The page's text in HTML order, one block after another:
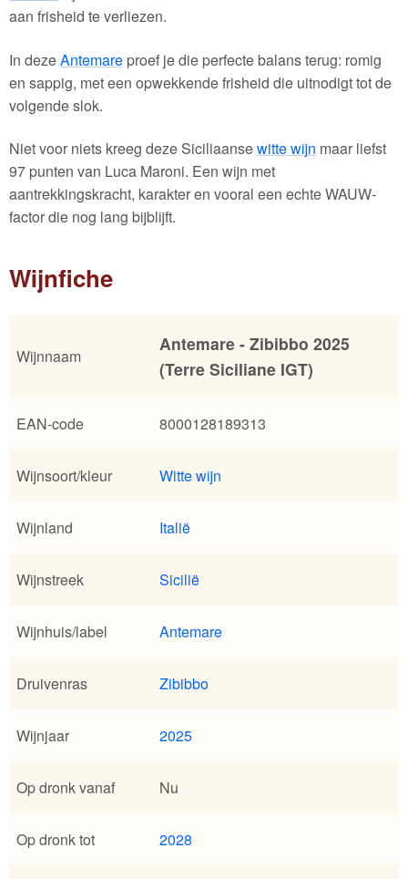
aan frisheid te verliezen.
In dezeAntemareproef je die perfecte balans terug: romig
en sappig, met een opwekkende frisheid die uitnodigt tot de
volgende slok.
Niet voor niets kreeg deze Siciliaansewitte wijn maar liefst
97 punten van Luca Maroni. Een wijn met
aantrekkingskracht, karakter en vooral een echte WAUW-
factor die nog lang bijblijft.
Wijnfiche
Wijnnaam
Antemare - Zibibbo 2025
(Terre Siciliane IGT)
EAN-code 8000128189313
Wijnsoort/kleur Witte wijn
Wijnland Italië
Wijnstreek Sicilië
Wijnhuis/label Antemare
Druivenras Zibibbo
Wijnjaar 2025
Op dronk vanaf Nu
Op dronk tot 2028